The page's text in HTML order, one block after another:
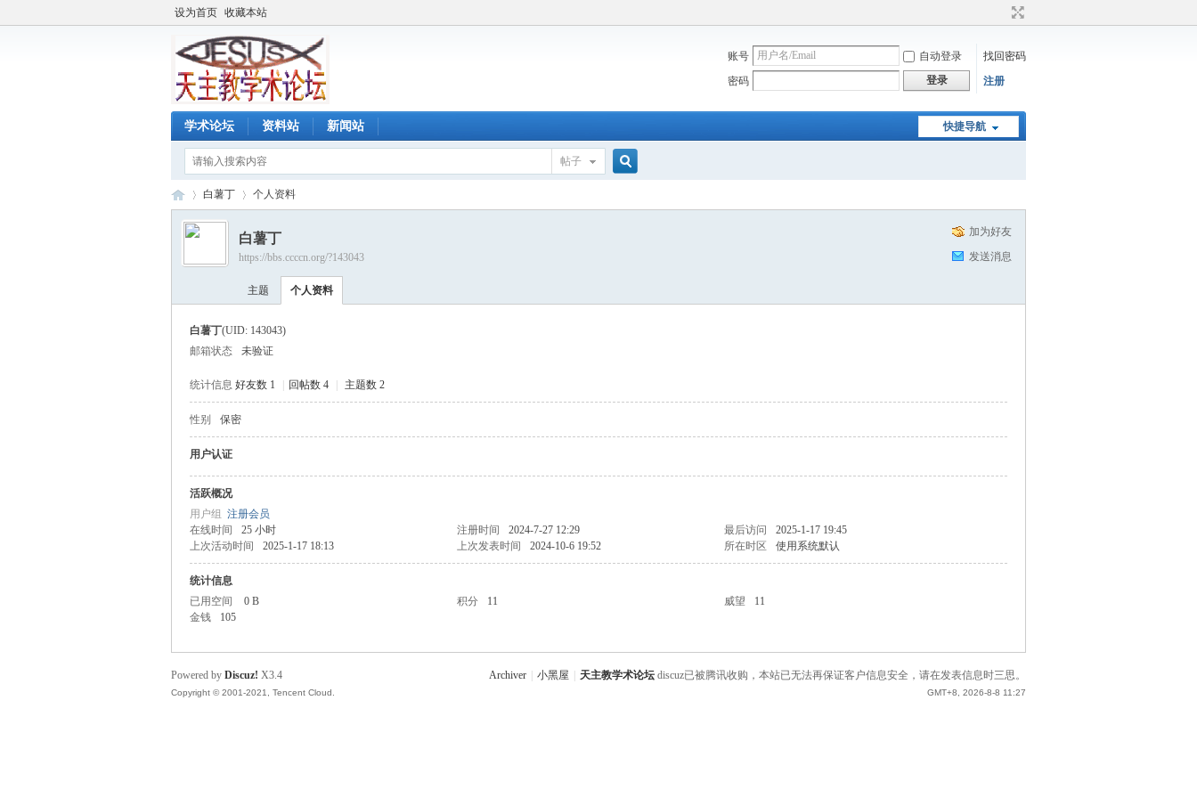
设为首页 收藏本站
账号 自动登录
找回密码
密码
登录 注册
快捷导航
学术论坛 资料站 新闻站
帖子
›
白薯丁 个人资料
加为好友
发送消息
白薯丁
https://bbs.ccccn.org/?143043
主题 个人资料
白薯丁(UID: 143043)
邮箱状态
未验证
统计信息 好友数 1 回帖数 4 主题数 2
性别 保密
用户认证
活跃概况
用户组 注册会员
在线时间
25 小时 注册时间 2024-7-27 12:29 最后访问
2025-1-17 19:45
上次活动时间
2025-1-17 18:13 上次发表时间 2024-10-6 19:52 所在时区 使用系统默认
统计信息
已用空间
0 B 积分 11 威望
11
金钱
105
Archiver 小黑屋 天主教学术论坛 discuz已被腾讯收购，本站已无法再保证客户信息安全，请在发表信息时三思。
GMT+8, 2026-8-8 11:27
Powered by Discuz! X3.4
Copyright © 2001-2021, Tencent Cloud.